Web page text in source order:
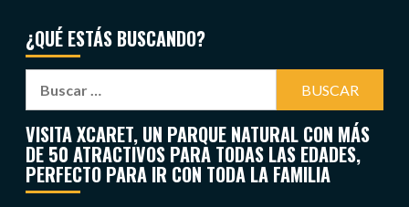
¿QUÉ ESTÁS BUSCANDO?
VISITA XCARET, UN PARQUE NATURAL CON MÁS
DE 50 ATRACTIVOS PARA TODAS LAS EDADES,
PERFECTO PARA IR CON TODA LA FAMILIA